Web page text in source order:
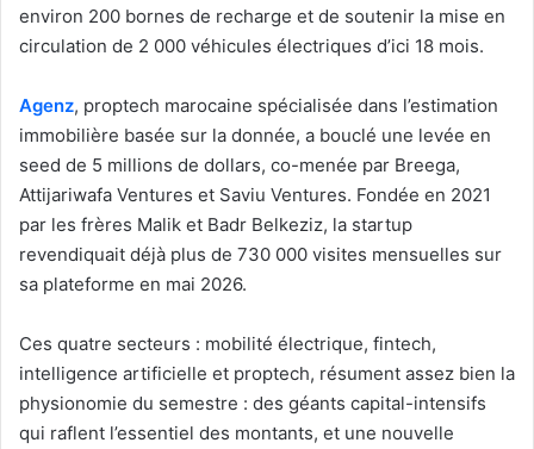
environ 200 bornes de recharge et de soutenir la mise en
circulation de 2 000 véhicules électriques d’ici 18 mois.
Agenz, proptech marocaine spécialisée dans l’estimation
immobilière basée sur la donnée, a bouclé une levée en
seed de 5 millions de dollars, co-menée par Breega,
Attijariwafa Ventures et Saviu Ventures. Fondée en 2021
par les frères Malik et Badr Belkeziz, la startup
revendiquait déjà plus de 730 000 visites mensuelles sur
sa plateforme en mai 2026.
Ces quatre secteurs : mobilité électrique, fintech,
intelligence artificielle et proptech, résument assez bien la
physionomie du semestre : des géants capital-intensifs
qui raflent l’essentiel des montants, et une nouvelle